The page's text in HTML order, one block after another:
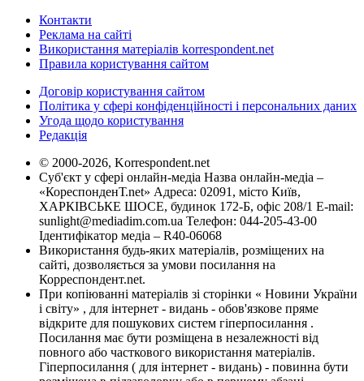
Контакти
Реклама на сайті
Використання матеріалів korrespondent.net
Правила користування сайтом
Договір користування сайтом
Політика у сфері конфіденційності і персональних даних
Угода щодо користування
Редакція
© 2000-2026, Korrespondent.net
Суб'єкт у сфері онлайн-медіа Назва онлайн-медіа –
«КореспонденТ.net» Адреса: 02091, місто Київ,
ХАРКІВСЬКЕ ШОСЕ, будинок 172-Б, офіс 208/1 E-mail:
sunlight@mediadim.com.ua Телефон: 044-205-43-00
Ідентифікатор медіа – R40-06068
Використання будь-яких матеріалів, розміщених на
сайті, дозволяється за умови посилання на
Корреспондент.net.
При копіюванні матеріалів зі сторінки « Новини України
і світу» , для інтернет - видань - обов'язкове пряме
відкрите для пошукових систем гіперпосилання .
Посилання має бути розміщена в незалежності від
повного або часткового використання матеріалів.
Гіперпосилання ( для інтернет - видань) - повинна бути